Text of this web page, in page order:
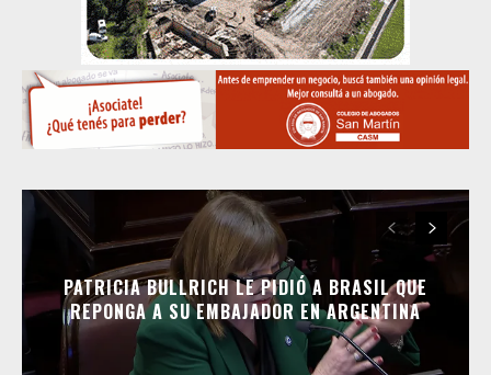
PATRICIA BULLRICH LE PIDIÓ A BRASIL QUE
REPONGA A SU EMBAJADOR EN ARGENTINA